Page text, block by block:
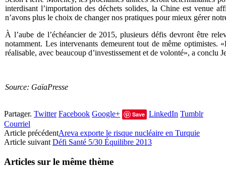
interdisant l’importation des déchets solides, la Chine est venue
n’avons plus le choix de changer nos pratiques pour mieux gérer
À l’aube de l’échéancier de 2015, plusieurs défis devront être
notamment. Les intervenants demeurent tout de même optimistes.
réalisable, avec beaucoup d’investissement et de volonté», a conclu
Source: GaïaPresse
Partager. Twitter Facebook Google+ Save LinkedIn Tumblr
Courriel
Article précédentAreva exporte le risque nucléaire en Turquie
Article suivant Défi Santé 5/30 Équilibre 2013
Articles sur le même thème